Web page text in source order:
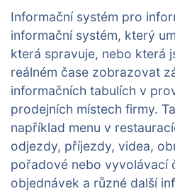
Informační systém pro
informační systém, který
která spravuje, nebo která
reálném čase zobrazovat
informačních tabulích v
prodejních místech firmy.
například menu v
odjezdy, příjezdy, videa,
pořadové nebo vyvolávací
objednávek a různé další